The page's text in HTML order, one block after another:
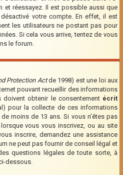
et réessayez. Il est possible aussi que
désactivé votre compte. En effet, il est
les utilisateurs ne postant pas pour
Si cela vous arrive, tentez de vous
le forum.
Protection Actde 1998) est une loi aux
pouvant recueillir des informations
obtenir le consentement écrit
pour la collecte de ces informations
moins de 13 ans. Si vous n’êtes pas
vous vous inscrivez, ou au site
inscrire, demandez une assistance
ne peut pas fournir de conseil légal et
questions légales de toute sorte, à
dessous.